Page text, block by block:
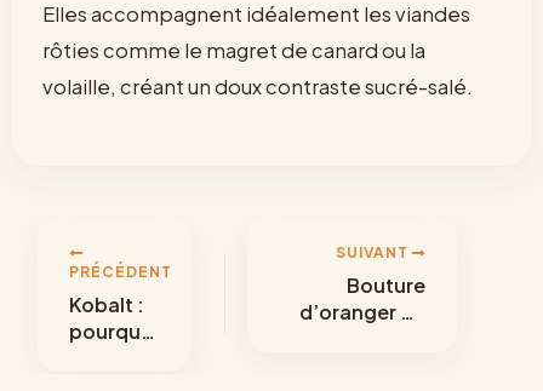
Elles accompagnent idéalement les viandes
rôties comme le magret de canard ou la
volaille, créant un doux contraste sucré-salé.
PRÉCÉDENT
Kobalt :
pourquo
SUIVANT
Bouture
d’oranger du